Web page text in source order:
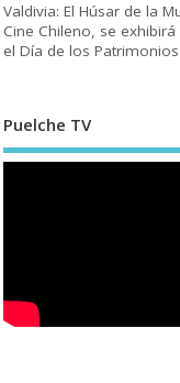
Valdivia: El Húsar de la
Cine Chileno, se
el Día de los Patrimonios
Puelche TV